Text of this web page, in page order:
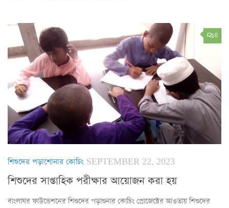
0
শিশুদের পড়াশোনার কোচিং SEPTEMBER 22, 2023
শিশুদের সাপ্তাহিক পরীক্ষার আয়োজন করা হয়
বাংলাঘর ফাউন্ডেশনের শিশুদের পড়াশুনার কোচিং প্রোজেক্টের আওতায় শিশুদের